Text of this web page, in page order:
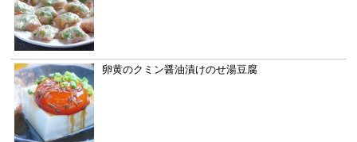
卵黄のクミン醤油漬けのせ湯豆腐